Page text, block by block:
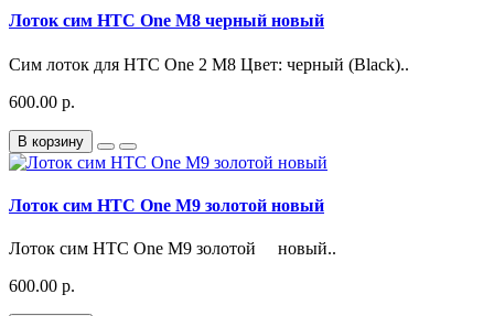
Лоток сим HTC One M8 черный новый
Сим лоток для HTC One 2 M8 Цвет: черный (Black)..
600.00 р.
В корзину
Лоток сим HTC One M9 золотой новый
Лоток сим HTC One M9 золотой новый..
600.00 р.